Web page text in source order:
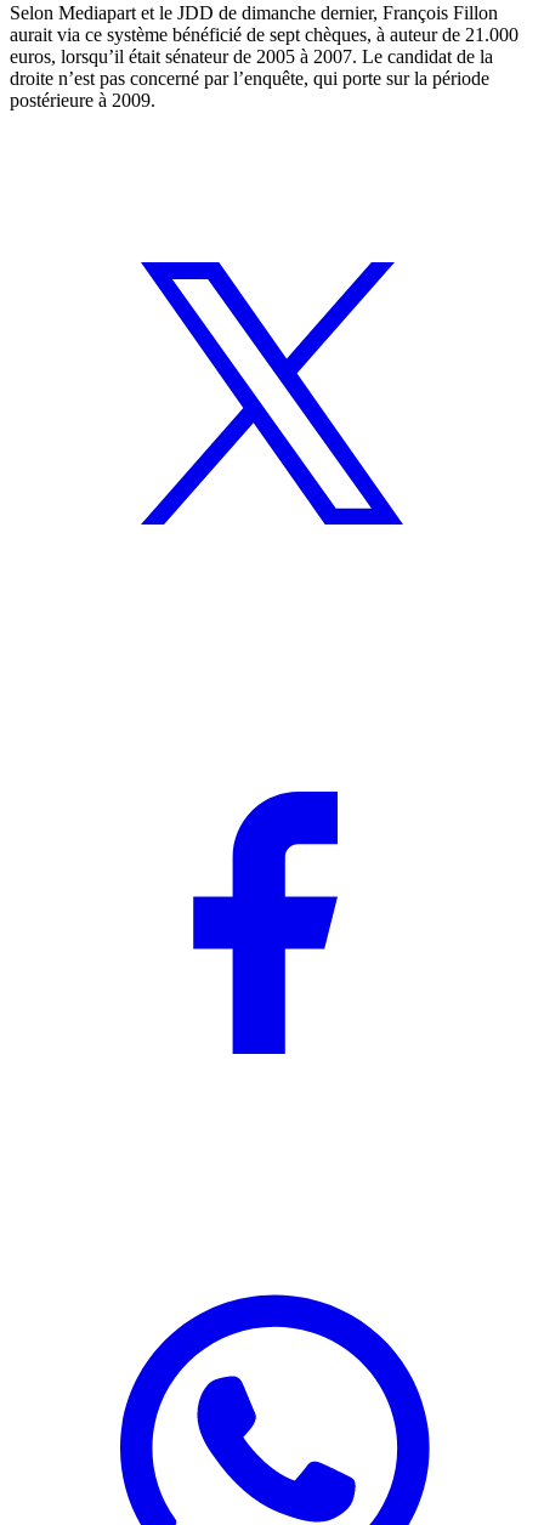
Selon Mediapart et le JDD de dimanche dernier, François Fillon
aurait via ce système bénéficié de sept chèques, à auteur de 21.000
euros, lorsqu’il était sénateur de 2005 à 2007. Le candidat de la
droite n’est pas concerné par l’enquête, qui porte sur la période
postérieure à 2009.